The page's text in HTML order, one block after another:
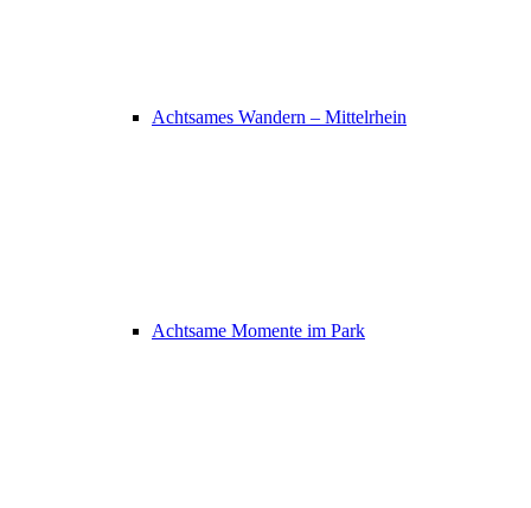
Achtsames Wandern – Mittelrhein
Achtsame Momente im Park